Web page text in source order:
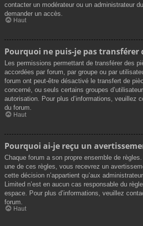
contacter un modérateur ou un administrateur
demander un accès.
Haut
Pourquoi ne puis-je pas transférer
Les permissions permettant de transférer des
accordées par forum, par groupe ou par
forum ont peut-être désactivé le transfert de
concerné, ou seuls certains groupes
autorisation. Pour plus d’informations, veuillez
du forum.
Haut
Pourquoi ai-je reçu un
Chaque forum a son propre ensemble de
une de ces règles, vous recevrez un
cette décision n’appartient qu’aux
Limited n’est en aucun cas responsable du
espace. Pour plus d’informations, veuillez
forum.
Haut